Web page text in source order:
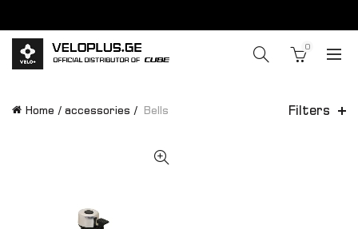
0
Home accessories Bells Filters